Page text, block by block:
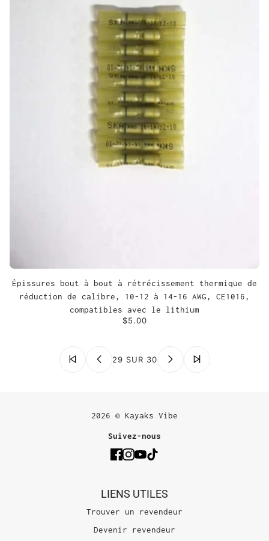
Épissures bout à bout à rétrécissement thermique de
réduction de calibre, 10-12 à 14-16 AWG, CE1016,
compatibles avec le lithium
$5.00
29 SUR 30
2026 © Kayaks Vibe
Suivez-nous
LIENS UTILES
Trouver un revendeur
Devenir revendeur